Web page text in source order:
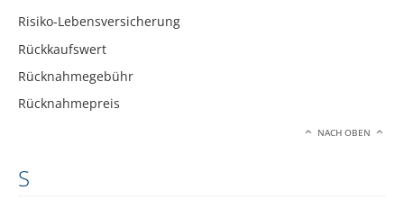
Risiko-Lebensversicherung
Rückkaufswert
Rücknahmegebühr
Rücknahmepreis
NACH OBEN
S